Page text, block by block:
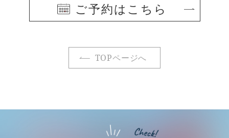
ご予約はこちら
TOPページへ